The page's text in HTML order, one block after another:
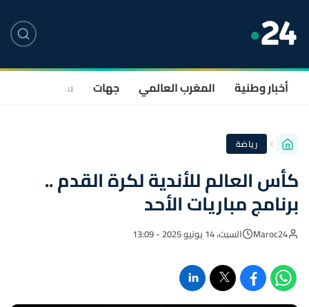
أخبار وطنية المغرب العالمي جهات سياسة
رياضة
كأس العالم للأندية لكرة القدم ..
برنامج مباريات الأحد
Maroc24 السبت، 14 يونيو 2025 - 13:09